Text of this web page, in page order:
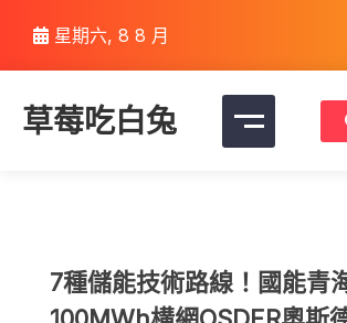
content
星期六, 8 8 月
草莓吃白兔
7種儲能技術路線！國能青